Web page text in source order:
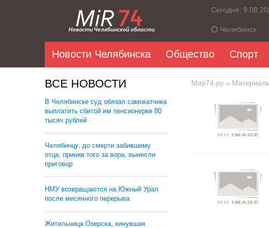
Сегодня:
Челябинск
Новости Челябинска Общество Спорт
ВСЕ НОВОСТИ
В Челябинске суд обязал самокатчика
выплатить сбитой им пенсионерке 80
тысяч рублей
Челябинцу, до смерти забившему
отца, приняв того за вора, вынесли
приговор
НМУ возвращаются на Южный Урал
после месячного перерыва
Жительница Озерска, кинувшая
Мир74.ру »